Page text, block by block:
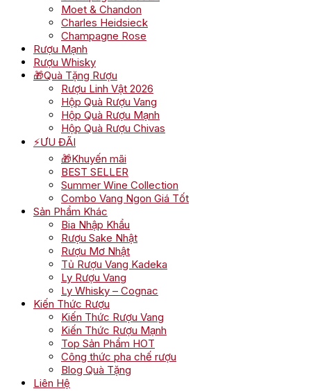
Moet & Chandon
Charles Heidsieck
Champagne Rose
Rượu Mạnh
Rượu Whisky
🎁Quà Tặng Rượu
Rượu Linh Vật 2026
Hộp Quà Rượu Vang
Hộp Quà Rượu Mạnh
Hộp Quà Rượu Chivas
⚡ƯU ĐÃI
🎁Khuyến mãi
BEST SELLER
Summer Wine Collection
Combo Vang Ngon Giá Tốt
Sản Phẩm Khác
Bia Nhập Khẩu
Rượu Sake Nhật
Rượu Mơ Nhật
Tủ Rượu Vang Kadeka
Ly Rượu Vang
Ly Whisky – Cognac
Kiến Thức Rượu
Kiến Thức Rượu Vang
Kiến Thức Rượu Mạnh
Top Sản Phẩm HOT
Công thức pha chế rượu
Blog Quà Tặng
Liên Hệ